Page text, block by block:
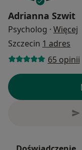
Adrianna Szwit
Psycholog · Więcej
Szczecin 1 adres
65 opinii